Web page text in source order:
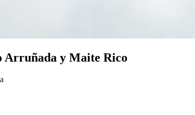
Arruñada y Maite Rico